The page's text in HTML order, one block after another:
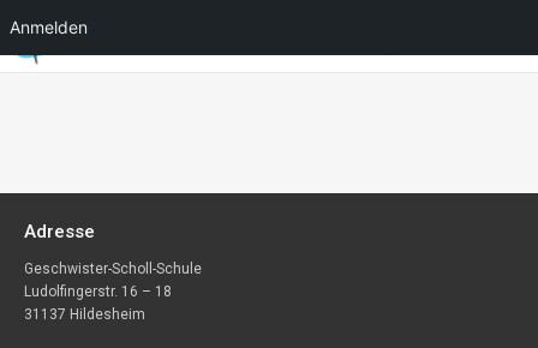
Adresse
Geschwister-Scholl-Schule
Ludolfingerstr. 16 – 18
31137 Hildesheim
Anmelden